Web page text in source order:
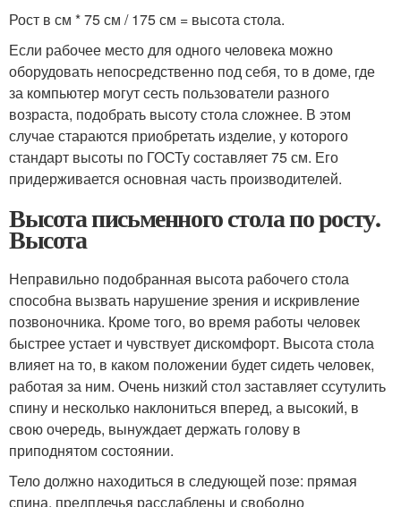
Рост в см * 75 см / 175 см = высота стола.
Если рабочее место для одного человека можно
оборудовать непосредственно под себя, то в доме, где
за компьютер могут сесть пользователи разного
возраста, подобрать высоту стола сложнее. В этом
случае стараются приобретать изделие, у которого
стандарт высоты по ГОСТу составляет 75 см. Его
придерживается основная часть производителей.
Высота письменного стола по росту.
Высота
Неправильно подобранная высота рабочего стола
способна вызвать нарушение зрения и искривление
позвоночника. Кроме того, во время работы человек
быстрее устает и чувствует дискомфорт. Высота стола
влияет на то, в каком положении будет сидеть человек,
работая за ним. Очень низкий стол заставляет ссутулить
спину и несколько наклониться вперед, а высокий, в
свою очередь, вынуждает держать голову в
приподнятом состоянии.
Тело должно находиться в следующей позе: прямая
спина, предплечья расслаблены и свободно